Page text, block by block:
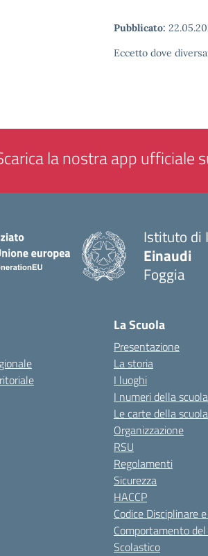
Pubblicato:
Eccetto dove
la nostra app ufficiale
Istituto di
Einaudi
Foggia
La Scuola
Presentazione
La storia
I luoghi
I numeri della scuola
Le carte della scuola
Organizzazione
RSU
Regolamenti
Sicurezza
HACCP
Codice Disciplinare
Comportamento
Scolastico